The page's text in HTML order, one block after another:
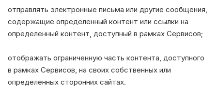
отправлять электронные письма или другие сообщения,
содержащие определенный контент или ссылки на
определенный контент, доступный в рамках Сервисов;
отображать ограниченную часть контента, доступного
в рамках Сервисов, на своих собственных или
определенных сторонних сайтах.